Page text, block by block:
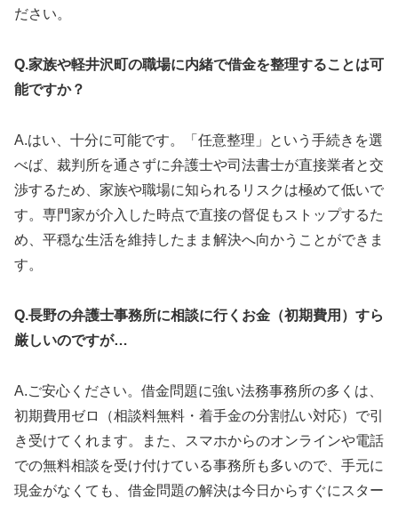
ださい。
Q.家族や軽井沢町の職場に内緒で借金を整理することは可
能ですか？
A.はい、十分に可能です。「任意整理」という手続きを選
べば、裁判所を通さずに弁護士や司法書士が直接業者と交
渉するため、家族や職場に知られるリスクは極めて低いで
す。専門家が介入した時点で直接の督促もストップするた
め、平穏な生活を維持したまま解決へ向かうことができま
す。
Q.長野の弁護士事務所に相談に行くお金（初期費用）すら
厳しいのですが…
A.ご安心ください。借金問題に強い法務事務所の多くは、
初期費用ゼロ（相談料無料・着手金の分割払い対応）で引
き受けてくれます。また、スマホからのオンラインや電話
での無料相談を受け付けている事務所も多いので、手元に
現金がなくても、借金問題の解決は今日からすぐにスター